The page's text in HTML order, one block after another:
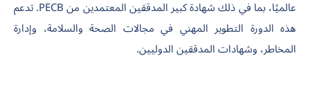
عالميًا، بما في ذلك شهادة كبير المدققين المعتمدين من PECB. تدعم
هذه الدورة التطوير المهني في مجالات الصحة والسلامة، وإدارة
المخاطر، وشهادات المدققين الدوليين.